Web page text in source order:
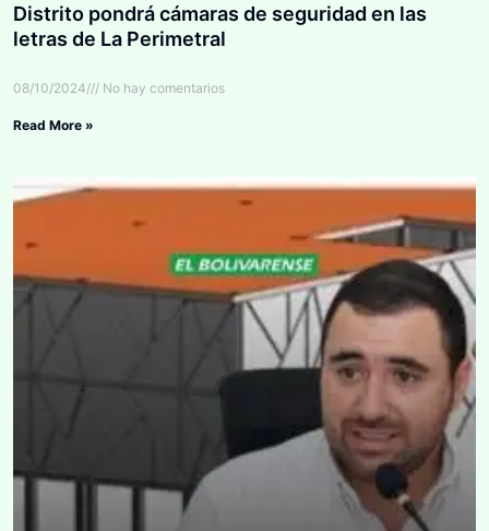
Distrito pondrá cámaras de seguridad en las
letras de La Perimetral
08/10/2024 No hay comentarios
Read More »